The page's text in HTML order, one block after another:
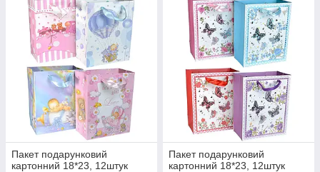
Пакет подарунковий
картонний 18*23, 12штук
Пакет подарунковий
картонний 18*23, 12штук